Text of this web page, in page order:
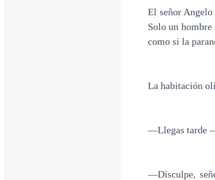
El señor
Solo un
como si la
La habitación
—Llegas tarde
—Disculpe,